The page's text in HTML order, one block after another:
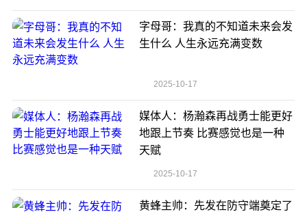
字母哥：我真的不知道未来会发
生什么 人生永远充满变数
2025-10-17
媒体人：杨瀚森再战勇士能更好
地跟上节奏 比赛感觉也是一种
天赋
2025-10-17
黄蜂主帅：先发在防守端奠定了